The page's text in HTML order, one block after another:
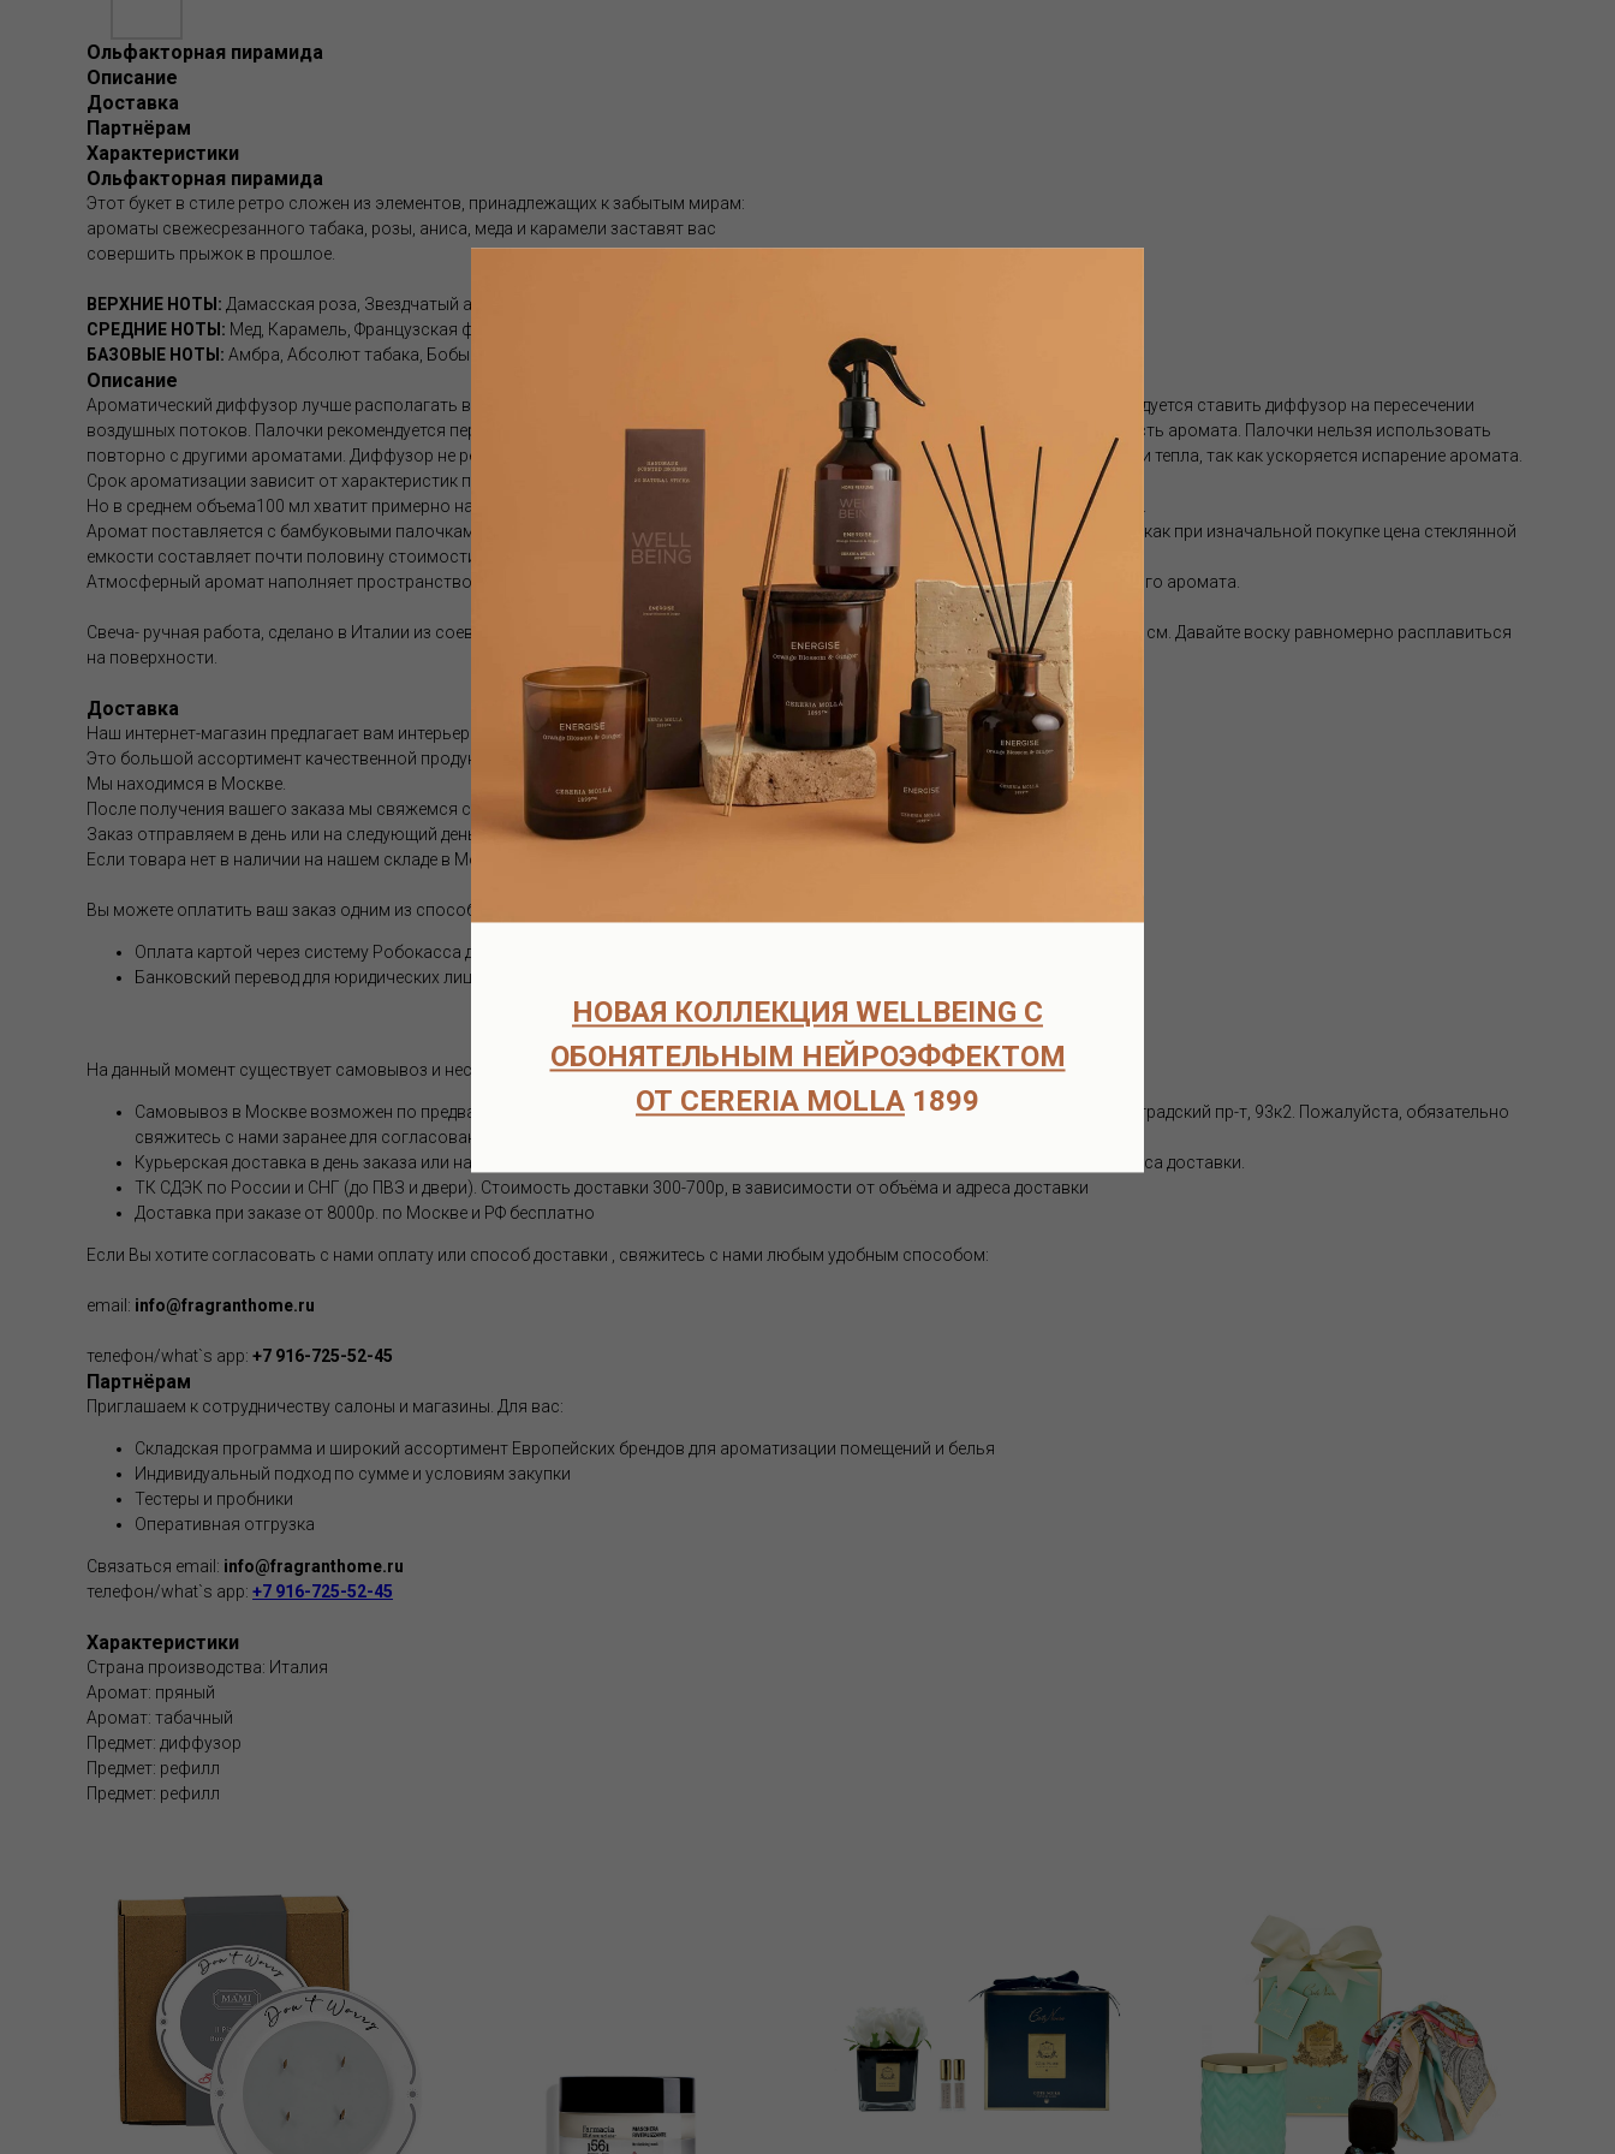
НОВАЯ КОЛЛЕКЦИЯ WELLBEING С
ОБОНЯТЕЛЬНЫМ НЕЙРОЭФФЕКТОМ
ОТ CERERIA MOLLA 1899
Ольфакторная пирамида
Описание
Доставка
Партнёрам
Характеристики
Ольфакторная пирамида
Этот букет в стиле ретро сложен из элементов, принадлежащих к забытым мирам:
ароматы свежесрезанного табака, розы, аниса, меда и карамели заставят вас
совершить прыжок в прошлое.
ВЕРХНИЕ НОТЫ: Дамасская роза, Звездчатый анис
СРЕДНИЕ НОТЫ: Мед, Карамель, Французская фиалка, Гелиотроп
БАЗОВЫЕ НОТЫ: Амбра, Абсолют табака, Бобы тонка
Описание
Ароматический диффузор лучше располагать в центре помещения , чтобы аромат распространялся равномерно. Обычно рекомендуется ставить диффузор на пересечении
воздушных потоков. Палочки рекомендуется переворачивать раз в две-четыре недели. Количество палочек регулирует насыщенность аромата. Палочки нельзя использовать
повторно с другими ароматами. Диффузор не рекомендуются ставить на прямой солнечный свет или ставить рядом с источниками тепла, так как ускоряется испарение аромата.
Срок ароматизации зависит от характеристик помещения, температуры, влажности и места размещения диффузора.
Но в среднем объема100 мл хватит примерно на 1-1.5 месяца; объема 250 мл. — 2-3 месяца, а емкости 500 мл. — обычно 3-5 месяцев.
Аромат поставляется с бамбуковыми палочками. Если аромат закончился, вы можете приобрести рефилл. Это более выгодно, так как при изначальной покупке цена стеклянной
емкости составляет почти половину стоимости диффузора, поэтому покупка рефилла позволяет экономить.
Атмосферный аромат наполняет пространство особым благоуханием . Используйте вместе с диффузором для усиления выбранного аромата.
Свеча- ручная работа, сделано в Италии из соевого воска. Время горения до 50 часов. Регулярно подрезайте фитиль до длины в 0,5 см. Давайте воску равномерно расплавиться
на поверхности.
Доставка
Наш интернет-магазин предлагает вам интерьерные ароматы европейских брендов, в наличии и под заказ.
Это большой ассортимент качественной продукции.
Мы находимся в Москве.
После получения вашего заказа мы свяжемся с вами и согласуем детали оплаты и доставки.
Заказ отправляем в день или на следующий день после оплаты.
Если товара нет в наличии на нашем складе в Москве, срок поставки составляет 6-8 недель.
Вы можете оплатить ваш заказ одним из способов (оплата возможна только после подтверждения наличия товара на складе):
Оплата картой через систему Робокасса для физических лиц
Банковский перевод для юридических лиц
На данный момент существует самовывоз и несколько способов доставки:
Самовывоз в Москве возможен по предварительной договоренности по тел.+7-916-725-52-45 по адресу : м.Кузьминки, Волгоградский пр-т, 93к2. Пожалуйста, обязательно
свяжитесь с нами заранее для согласования.
Курьерская доставка в день заказа или на следующий день по Москве службой Достависта - 500-700р, в зависимости от адреса доставки.
ТК СДЭК по России и СНГ (до ПВЗ и двери). Стоимость доставки 300-700р, в зависимости от объёма и адреса доставки
Доставка при заказе от 8000р. по Москве и РФ бесплатно
Если Вы хотите согласовать с нами оплату или способ доставки , свяжитесь с нами любым удобным способом:
email: info@fragranthome.ru
телефон/what`s app: +7 916-725-52-45
Партнёрам
Приглашаем к сотрудничеству салоны и магазины. Для вас:
Складская программа и широкий ассортимент Европейских брендов для ароматизации помещений и белья
Индивидуальный подход по сумме и условиям закупки
Тестеры и пробники
Оперативная отгрузка
Связаться email: info@fragranthome.ru
телефон/what`s app: +7 916-725-52-45
Характеристики
Страна производства: Италия
Аромат: пряный
Аромат: табачный
Предмет: диффузор
Предмет: рефилл
Предмет: рефилл